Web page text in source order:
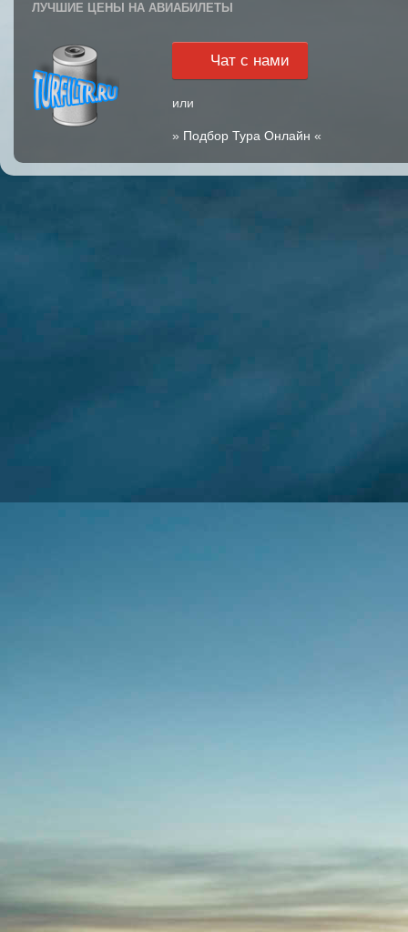
ЛУЧШИЕ ЦЕНЫ НА АВИАБИЛЕТЫ
Чат с нами
или
» Подбор Тура Онлайн «